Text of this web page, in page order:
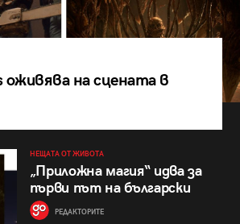
оживява на сцената в
НЕЩАТА ОТ ЖИВОТА
„Приложна магия“ идва за
първи път на български
РЕДАКТОРИТЕ